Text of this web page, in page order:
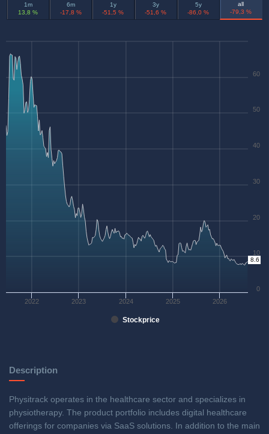
1m
13,8 %
6m
-17,8 %
1y
-51,5 %
3y
-51,6 %
5y
-86,0 %
all
-79,3 %
Stockprice
2022 2023 2024 2025 2026
0
10
20
30
40
50
60
8.6
Description
Physitrack operates in the healthcare sector and specializes in
physiotherapy. The product portfolio includes digital healthcare
offerings for companies via SaaS solutions. In addition to the main